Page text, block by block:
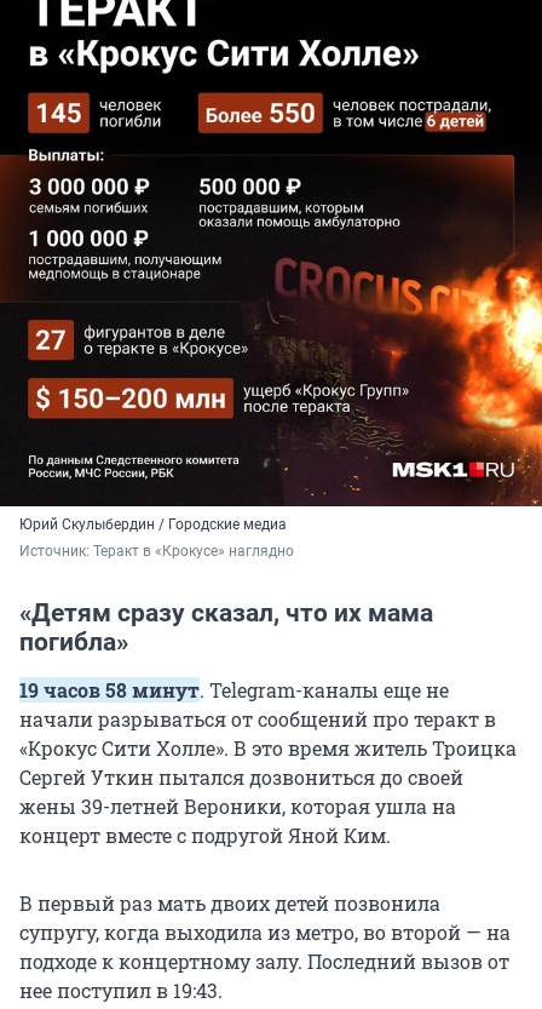
Юрий Скулыбердин / Городские медиа
Источник: Теракт в «Крокусе» наглядно
«Детям сразу сказал, что их мама
погибла»
19 часов 58 минут. Telegram-каналы еще не
начали разрываться от сообщений про теракт в
«Крокус Сити Холле». В это время житель Троицка
Сергей Уткин пытался дозвониться до своей
жены 39-летнейВероники, которая ушла на
концерт вместе с подругой Яной Ким.
В первый раз мать двоих детей позвонила
супругу, когда выходила из метро, во второй — на
подходе к концертному залу. Последний вызов от
нее поступилв 19:43.